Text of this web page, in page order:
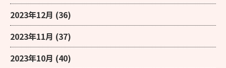
2023年12月 (36)
2023年11月 (37)
2023年10月 (40)